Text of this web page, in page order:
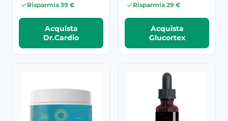
Risparmia 39 €
Acquista
Dr.Cardio
Risparmia 29 €
Acquista
Glucortex